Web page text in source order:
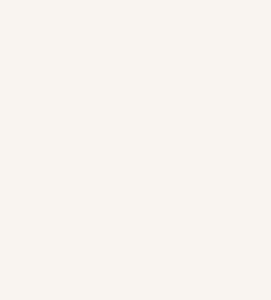
4d95-982a-499a4e935c16
4d39-8c6b-d1957f4ee136